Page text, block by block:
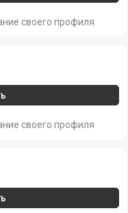
своего профиля
своего профиля